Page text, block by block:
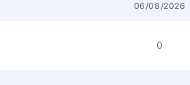
06/08/2026
0